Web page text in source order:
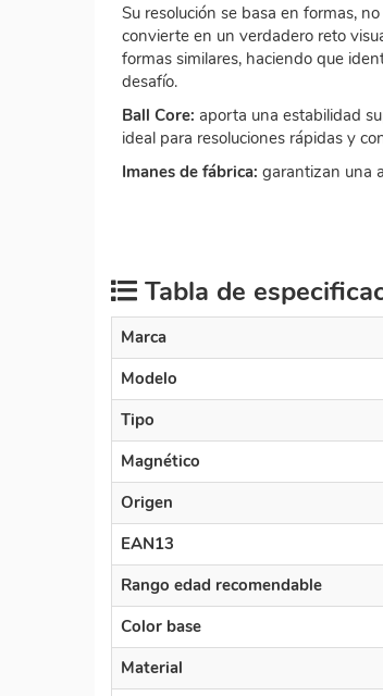
Su resolución se basa en formas,
convierte en un verdadero reto
formas similares, haciendo que
desafío.
Ball Core: aporta una estabilidad
ideal para resoluciones rápidas y
Imanes de fábrica: garantizan una
Tabla de
Marca
Modelo
Tipo
Magnético
Origen
EAN13
Rango edad recomendable
Color base
Material